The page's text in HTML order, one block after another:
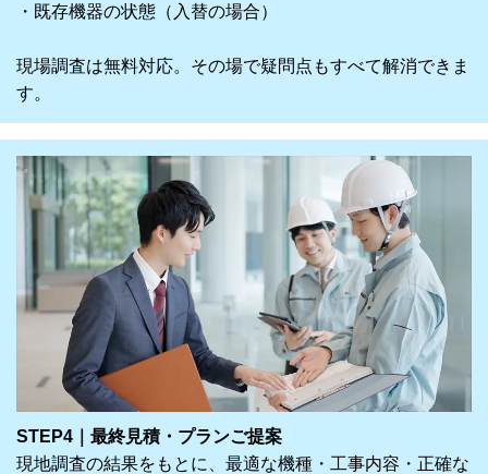
・既存機器の状態（入替の場合）
現場調査は無料対応。その場で疑問点もすべて解消できま
す。
STEP4｜最終見積・プランご提案
現地調査の結果をもとに、最適な機種・工事内容・正確な